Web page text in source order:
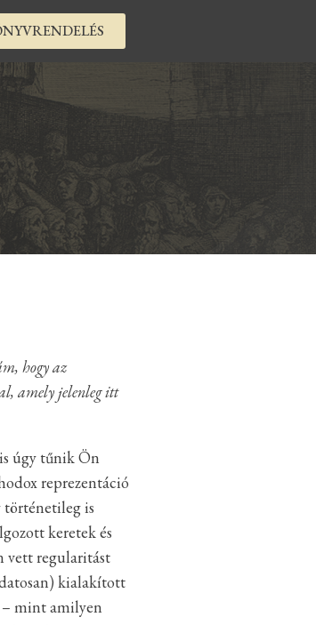
hogy az
amely jelenleg itt
úgy tűnik Ön
reprezentáció
történetileg is
keretek és
vett regularitást
kialakított
– mint amilyen